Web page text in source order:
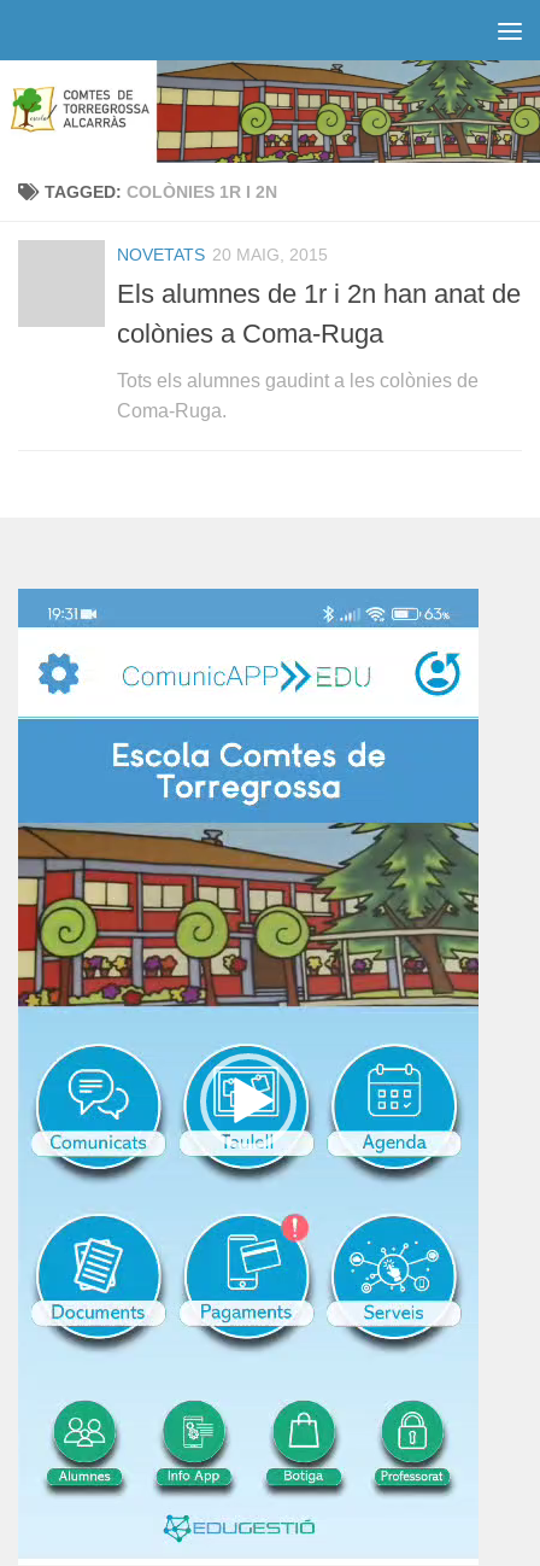
TAGGED: COLÒNIES 1R I 2N
NOVETATS 20 MAIG, 2015
Els alumnes de 1r i 2n han anat de
colònies a Coma-Ruga
Tots els alumnes gaudint a les colònies de
Coma-Ruga.
de
vídeo